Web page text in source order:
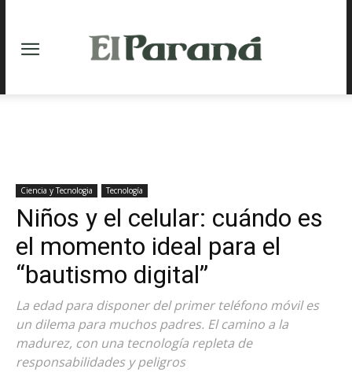
Ciencia y Tecnologia Tecnología
Niños y el celular: cuándo es
el momento ideal para el
“bautismo digital”
La edad para disponer del primer teléfono móvil es
un dilema para muchos padres. El camino a la
madurez, con una tecnología repleta de
responsabilidades y peligros